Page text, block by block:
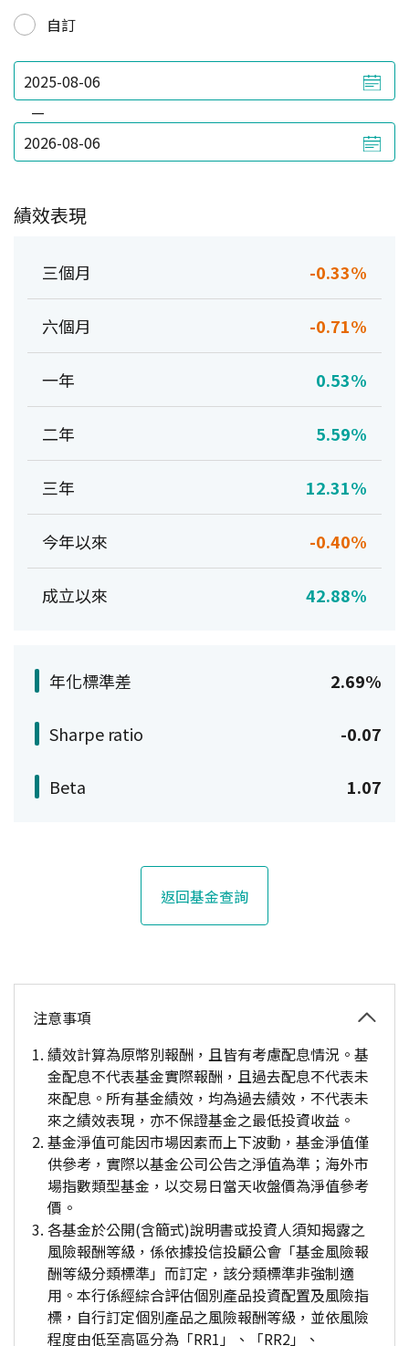
自訂
—
績效表現
三個月 -0.33%
六個月 -0.71%
一年 0.53%
二年 5.59%
三年 12.31%
今年以來 -0.40%
成立以來 42.88%
年化標準差 2.69%
Sharpe ratio -0.07
Beta 1.07
返回基金查詢
注意事項
績效計算為原幣別報酬，且皆有考慮配息情況。基
金配息不代表基金實際報酬，且過去配息不代表未
來配息。所有基金績效，均為過去績效，不代表未
來之績效表現，亦不保證基金之最低投資收益。
基金淨值可能因市場因素而上下波動，基金淨值僅
供參考，實際以基金公司公告之淨值為準；海外市
場指數類型基金，以交易日當天收盤價為淨值參考
價。
各基金於公開(含簡式)說明書或投資人須知揭露之
風險報酬等級，係依據投信投顧公會「基金風險報
酬等級分類標準」而訂定，該分類標準非強制適
用。本行係經綜合評估個別產品投資配置及風險指
標，自行訂定個別產品之風險報酬等級，並依風險
程度由低至高區分為「RR1」、「RR2」、